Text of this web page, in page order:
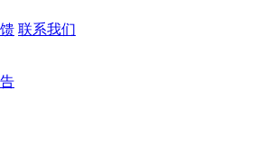
联系我们